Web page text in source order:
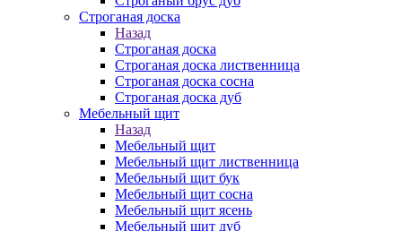
Строганая доска
Назад
Строганая доска
Строганая доска лиственница
Строганая доска сосна
Строганая доска дуб
Мебельный щит
Назад
Мебельный щит
Мебельный щит лиственница
Мебельный щит бук
Мебельный щит сосна
Мебельный щит ясень
Мебельный щит дуб